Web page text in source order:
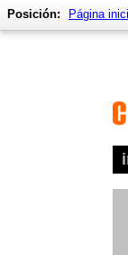
Posición: Página